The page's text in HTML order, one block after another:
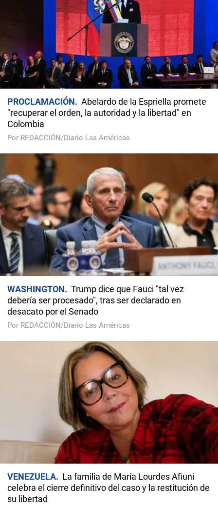
PROCLAMACIÓN
Abelardo de la Espriella promete
"recuperar el orden, la autoridad y la libertad" en
Colombia
Por REDACCIÓN/Diario Las Américas
WASHINGTON
Trump dice que Fauci "tal vez
debería ser procesado", tras ser declarado en
desacato por el Senado
Por REDACCIÓN/Diario Las Américas
VENEZUELA
La familia de María Lourdes Afiuni
celebra el cierre definitivo del caso y la restitución de
su libertad